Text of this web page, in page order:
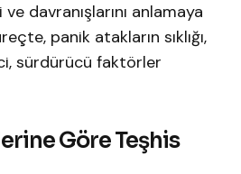
davranışlarını anlamaya
panik atakların sıklığı,
sürdürücü faktörler
Göre Teşhis